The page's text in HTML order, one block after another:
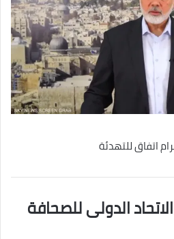
اتفاق للتهدئة
الدولى للصحافة